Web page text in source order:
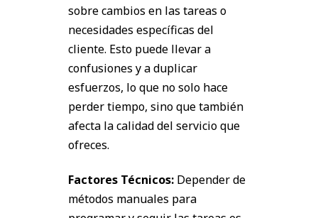
sobre cambios en las tareas o
necesidades específicas del
cliente. Esto puede llevar a
confusiones y a duplicar
esfuerzos, lo que no solo hace
perder tiempo, sino que también
afecta la calidad del servicio que
ofreces.
Factores Técnicos: Depender de
métodos manuales para